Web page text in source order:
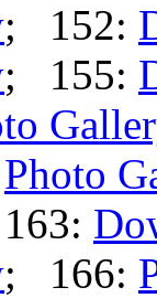
; 152:
; 155:
Photo
; 166: